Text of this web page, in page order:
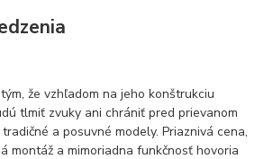
že vzhľadom na jeho konštrukciu
tlmiť zvuky ani chrániť pred prievanom
a posuvné modely. Priaznivá cena,
montáž a mimoriadna funkčnosť hovoria